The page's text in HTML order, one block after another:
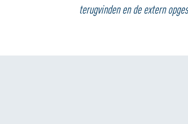
terugvinden en de extern